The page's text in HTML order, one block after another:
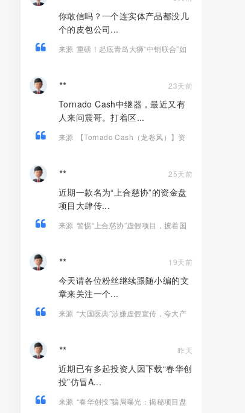
你敢信吗？一个连实体产品都没几
个的皮包公司...
来源 重磅！起底青岛大狮“中销联合”如
** 23天前
Tornado Cash中继器，最近又有
人来问震哥。打着区...
来源
【Tornado Cash（龙卷风）】资
** 25天前
近期一款名为“上合慈协”的资金盘
项目大肆传...
来源 警惕“上合慈协”虚假项目，披着国
** 19天前
今天请各位粉丝继续跟随小编的文
章来关注一个...
来源 “大国医典”涉嫌虚假宣传，夸大产
** 昨天
近期已有多起投资人因下载“春华创
投”仿冒A...
来源 “春华创投”骗局曝光：揭秘项目盘